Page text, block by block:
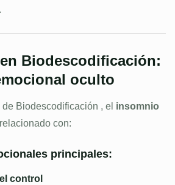
Biodescodificación:
oculto
Biodescodificación , el insomnio
con:
principales:
control